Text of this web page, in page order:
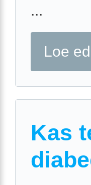
...
Loe
Kas